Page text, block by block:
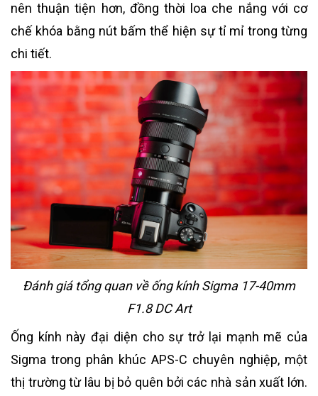
nên thuận tiện hơn, đồng thời loa che nắng với cơ
chế khóa bằng nút bấm thể hiện sự tỉ mỉ trong từng
chi tiết.
Đánh giá tổng quan về ống kính Sigma 17-40mm
F1.8 DC Art
Ống kính này đại diện cho sự trở lại mạnh mẽ của
Sigma trong phân khúc APS-C chuyên nghiệp, một
thị trường từ lâu bị bỏ quên bởi các nhà sản xuất lớn.